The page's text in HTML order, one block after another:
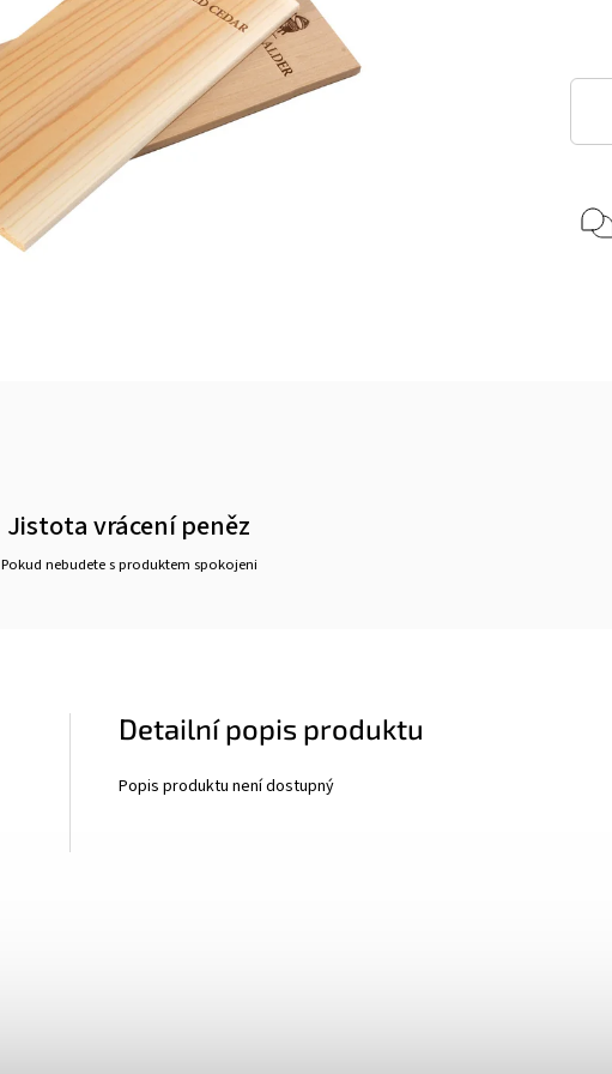
Jistota vrácení peněz
Pokud nebudete s produktem spokojeni
Detailní popis produktu
Popis produktu není dostupný